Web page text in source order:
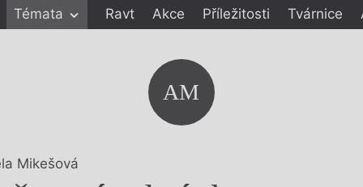
Témata Ravt Akce Příležitosti Tvárnice
AM
Mikešová